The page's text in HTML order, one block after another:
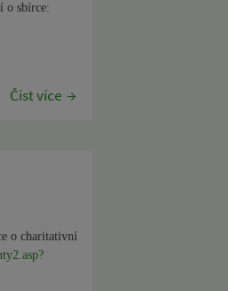
o sbírce:
Číst více
o charitativní